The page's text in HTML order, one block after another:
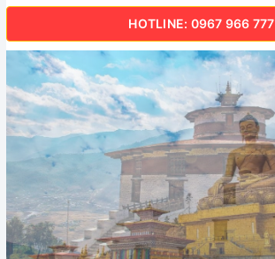
HOTLINE: 0967 966 777